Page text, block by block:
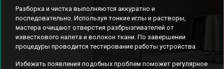
Разборка и чистка выполняются аккуратно и
последовательно. Используя тонкие иглы и растворы,
мастера очищают отверстия разбрызгивателей от
известкового налета и волокон ткани. По завершении
процедуры проводится тестирование работы устройства.
Избежать появления подобных проблем поможет регулярное